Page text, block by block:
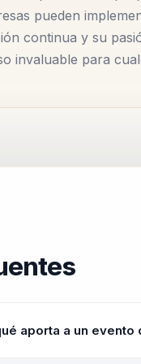
Financiera (NIIF).
impulsando el
es un
y
los
éticos y ambientales.
pueden
continua y su
invaluable para
aporta a un evento